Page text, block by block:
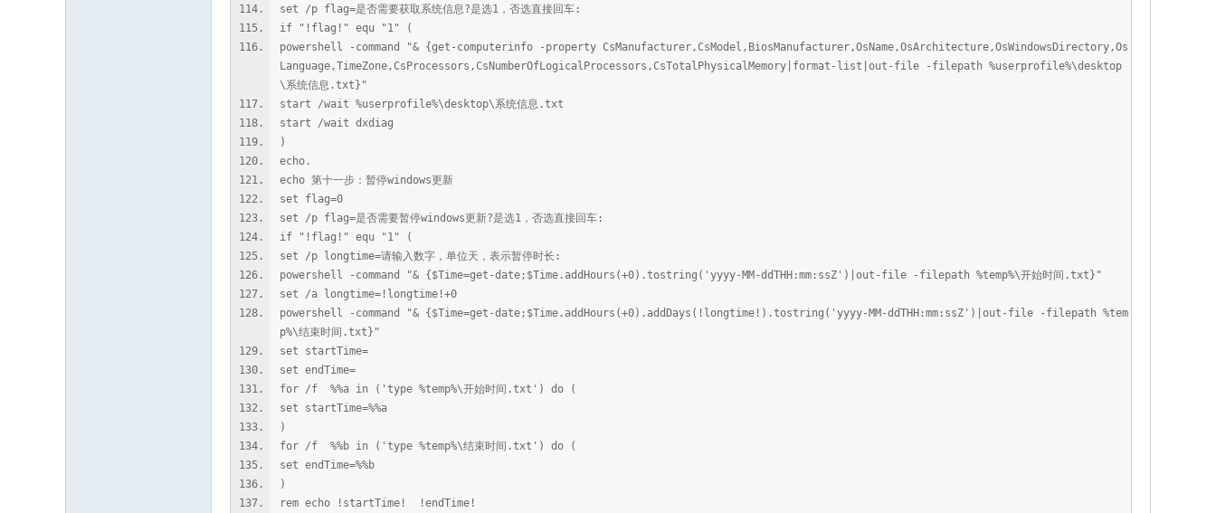
set /p flag=是否需要获取系统信息?是选1，否选直接回车:
if "!flag!" equ "1" (
powershell -command "& {get-computerinfo -property CsManufacturer,CsModel,BiosManufacturer,OsName,OsArchitecture,OsWindowsDirectory,Os
Language,TimeZone,CsProcessors,CsNumberOfLogicalProcessors,CsTotalPhysicalMemory|format-list|out-file -filepath %userprofile%\desktop
\系统信息.txt}"
start /wait %userprofile%\desktop\系统信息.txt
start /wait dxdiag
)
echo.
echo 第十一步：暂停windows更新
set flag=0
set /p flag=是否需要暂停windows更新?是选1，否选直接回车:
if "!flag!" equ "1" (
set /p longtime=请输入数字，单位天，表示暂停时长:
powershell -command "& {$Time=get-date;$Time.addHours(+0).tostring('yyyy-MM-ddTHH:mm:ssZ')|out-file -filepath %temp%\开始时间.txt}"
set /a longtime=!longtime!+0
powershell -command "& {$Time=get-date;$Time.addHours(+0).addDays(!longtime!).tostring('yyyy-MM-ddTHH:mm:ssZ')|out-file -filepath %tem
p%\结束时间.txt}"
set startTime=
set endTime=
for /f %%a in ('type %temp%\开始时间.txt') do (
set startTime=%%a
)
for /f %%b in ('type %temp%\结束时间.txt') do (
set endTime=%%b
)
rem echo !startTime! !endTime!